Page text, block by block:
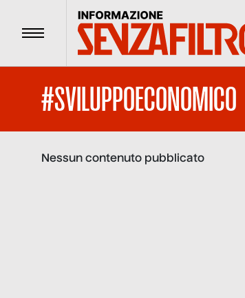
Menu
#SVILUPPOECONOMICO
Nessun contenuto pubblicato